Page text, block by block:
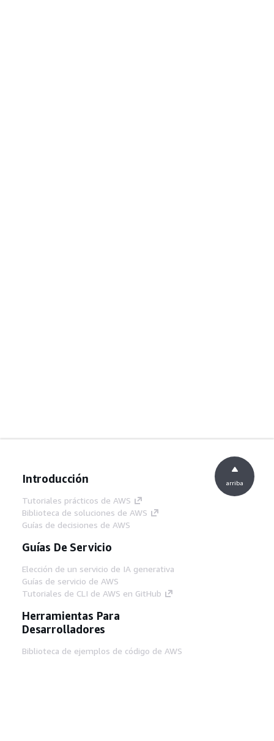
Introducción
Tutoriales prácticos de AWS
Biblioteca de soluciones de AWS
Guías de decisiones de AWS
Guías De Servicio
Elección de un servicio de IA generativa
Guías de servicio de AWS
Tutoriales de CLI de AWS en GitHub
Herramientas Para
Desarrolladores
Biblioteca de ejemplos de código de AWS
arriba